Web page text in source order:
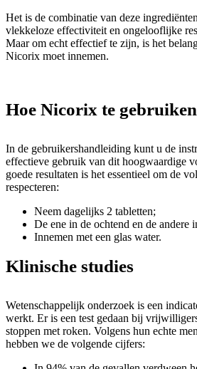
Het is de combinatie van deze
vlekkeloze effectiviteit en ongelooflijke
Maar om echt effectief te zijn, is het
Nicorix moet innemen.
Hoe Nicorix te
In de gebruikershandleiding kunt u de
effectieve gebruik van dit hoogwaardige
goede resultaten is het essentieel om de
respecteren:
Neem dagelijks 2 tabletten;
De ene in de ochtend en de andere
Innemen met een glas water.
Klinische studies
Wetenschappelijk onderzoek is een
werkt. Er is een test gedaan bij
stoppen met roken. Volgens hun echte
hebben we de volgende cijfers: